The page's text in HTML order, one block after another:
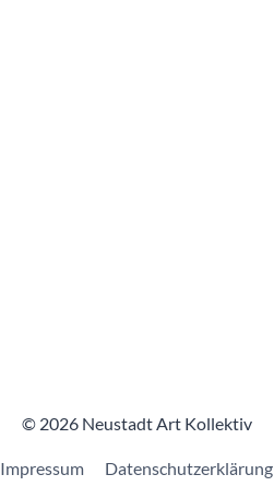
© 2026 Neustadt Art Kollektiv
Impressum Datenschutzerklärung